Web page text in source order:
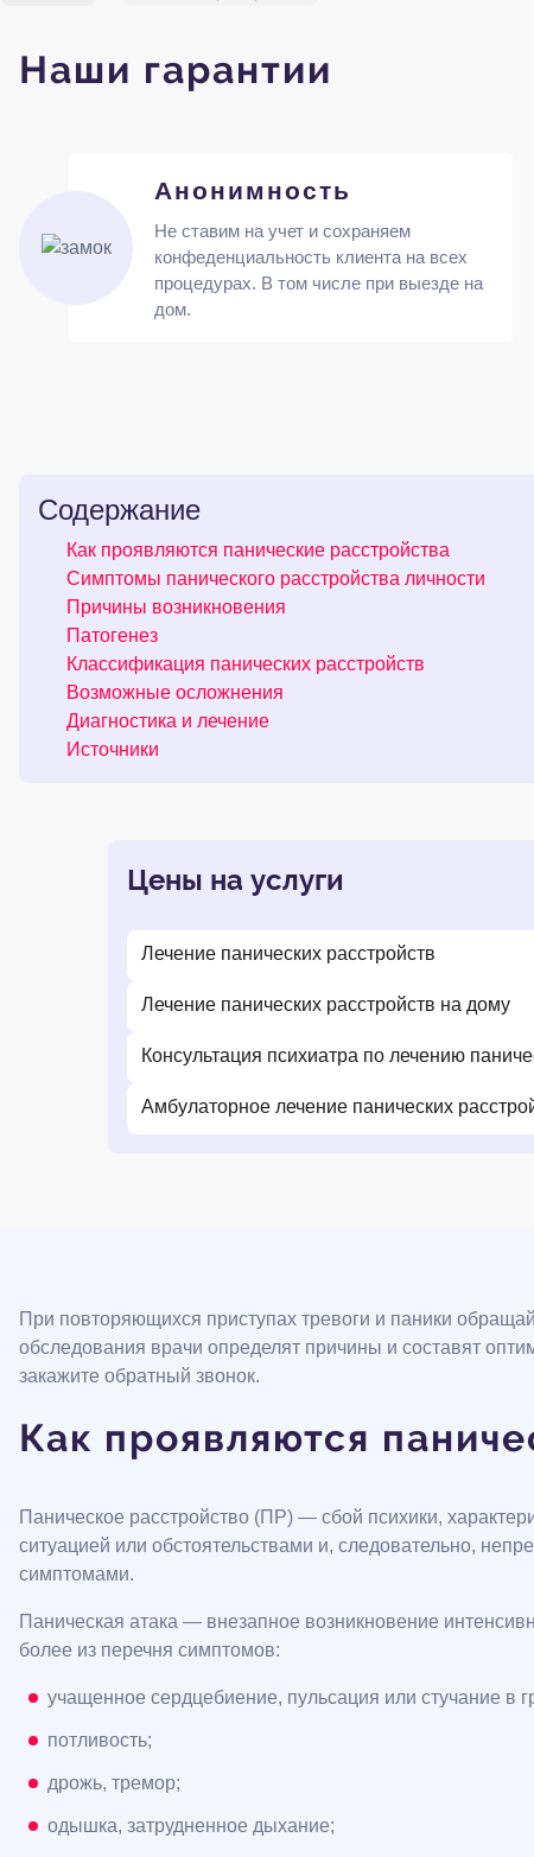
Наши гарантии
Анонимность
Не ставим на учет и сохраняем
конфеденциальность клиента на всех
процедурах. В том числе при выезде на
дом.
Содержание
Как проявляются панические расстройства
Симптомы панического расстройства личности
Причины возникновения
Патогенез
Классификация панических расстройств
Возможные осложнения
Диагностика и лечение
Источники
Цены на услуги
Лечение панических расстройств
Лечение панических расстройств на дому
Консультация психиатра по лечению
Амбулаторное лечение панических
При повторяющихся приступах тревоги и паники
обследования врачи определят причины и составят
закажите обратный звонок.
Как проявляются
Паническое расстройство (ПР) — сбой психики,
ситуацией или обстоятельствами и, следовательно,
симптомами.
Паническая атака — внезапное возникновение
более из перечня симптомов:
учащенное сердцебиение, пульсация или стучание в
потливость;
дрожь, тремор;
одышка, затрудненное дыхание;